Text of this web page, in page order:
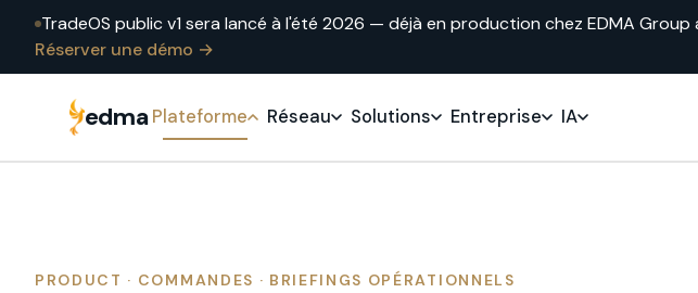
TradeOS public v1 sera lancé à l'été 2026 — déjà en production chez EDMA
Réserver une démo →
edma Plateforme Réseau Solutions Entreprise IA
PRODUCT · COMMANDES · BRIEFINGS OPÉRATIONNELS